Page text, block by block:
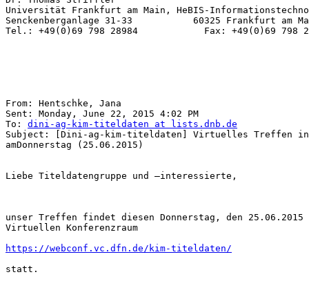
Universität Frankfurt am Main, HeBIS-
Senckenberganlage 31-33           60325 Frankfurt am
Tel.: +49(0)69 798 28984            Fax: +49(0)69 798
From: Hentschke, Jana
Sent: Monday, June 22, 2015 4:02 PM
To: dini-ag-kim-titeldaten at lists.dnb.de
Subject: [Dini-ag-kim-titeldaten] Virtuelles Treffen in
amDonnerstag (25.06.2015)
Liebe Titeldatengruppe und –interessierte,
unser Treffen findet diesen Donnerstag, den
Virtuellen Konferenzraum
https://webconf.vc.dfn.de/kim-titeldaten/
statt.